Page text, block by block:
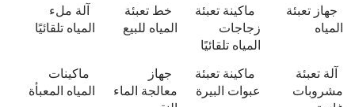
تعبئة
ماكينة تعبئة
زجاجات
المياه تلقائيًا
خط تعبئة
المياه للبيع
آلة ملء
المياه تلقائيًا
ماكينة تعبئة
عبوات البيرة
جهاز
معالجة الماء
ماكينات
المياه المعبأة